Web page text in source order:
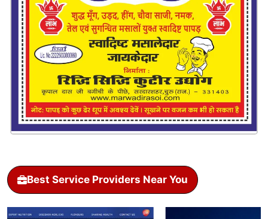
Best Service Providers Near You